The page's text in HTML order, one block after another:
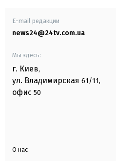
E-mail редакции
news24@24tv.com.ua
Мы здесь:
г. Киев,
ул. Владимирская 61/11,
офис 50
О нас